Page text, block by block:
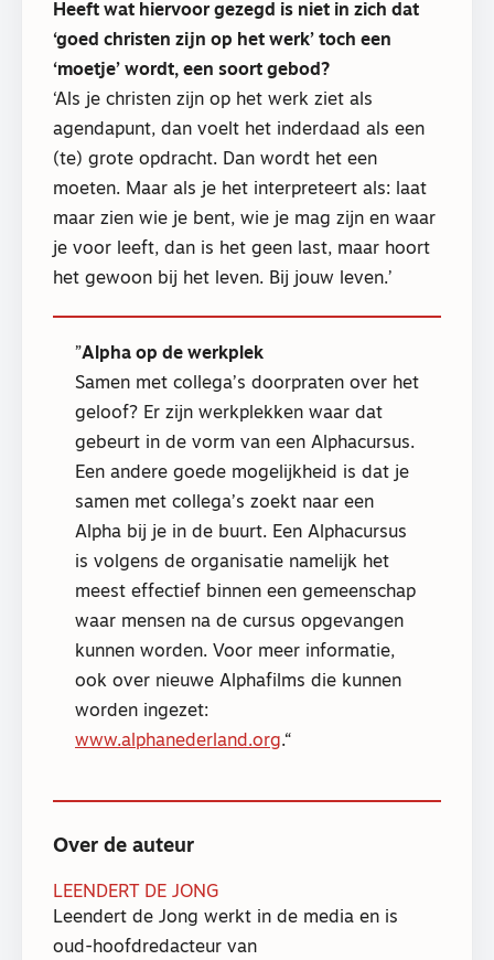
Heeft wat hiervoor gezegd is niet in zich dat
‘goed christen zijn op het werk’ toch een
‘moetje’ wordt, een soort gebod?
‘Als je christen zijn op het werk ziet als
agendapunt, dan voelt het inderdaad als een
(te) grote opdracht. Dan wordt het een
moeten. Maar als je het interpreteert als: laat
maar zien wie je bent, wie je mag zijn en waar
je voor leeft, dan is het geen last, maar hoort
het gewoon bij het leven. Bij jouw leven.’
Alpha op de werkplek
Samen met collega’s doorpraten over het
geloof? Er zijn werkplekken waar dat
gebeurt in de vorm van een Alphacursus.
Een andere goede mogelijkheid is dat je
samen met collega’s zoekt naar een
Alpha bij je in de buurt. Een Alphacursus
is volgens de organisatie namelijk het
meest effectief binnen een gemeenschap
waar mensen na de cursus opgevangen
kunnen worden. Voor meer informatie,
ook over nieuwe Alphafilms die kunnen
worden ingezet:
www.alphanederland.org.
Over de auteur
LEENDERT DE JONG
Leendert de Jong werkt in de media en is
oud-hoofdredacteur van